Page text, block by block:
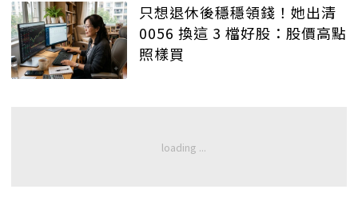
只想退休後穩穩領錢！她出清
0056 換這 3 檔好股：股價高點
照樣買